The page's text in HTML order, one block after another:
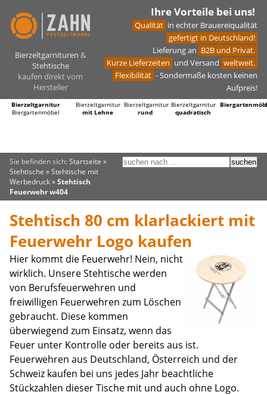
Bierzeltgarnituren &
Stehtische
kaufen direkt vom
Hersteller
Ihre Vorteile bei uns!
Qualität in echter Brauereiqualität
gefertigt in Deutschland!
Lieferung an B2B und Privat.
Kurze Lieferzeiten und Versand weltweit.
Flexibilität - Sondermaße kosten keinen
Aufpreis!
Bierzeltgarnitur
Biergartenmöbel
Bierzeltgarnitur
mit Lehne
Bierzeltgarnitur
rund
Bierzeltgarnitur
quadratisch
Sie befinden sich: Startseite »
Stehtische »Stehtische mit
Werbedruck»Stehtisch
Feuerwehr w404
Stehtisch 80 cm klarlackiert mit
Feuerwehr Logo kaufen
Hier kommt die Feuerwehr! Nein, nicht
wirklich. Unsere Stehtische werden
von Berufsfeuerwehren und
freiwilligen Feuerwehren zum Löschen
gebraucht. Diese kommen
überwiegend zum Einsatz, wenn das
Feuer unter Kontrolle oder bereits aus ist.
Feuerwehren aus Deutschland, Österreich und der
Schweiz kaufen bei uns jedes Jahr beachtliche
Stückzahlen dieser Tische mit und auch ohne Logo.